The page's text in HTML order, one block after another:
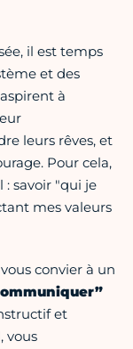
il est temps
et des
à
leurs rêves, et
Pour cela,
: savoir "qui je
mes valeurs
convier à un
et
vous